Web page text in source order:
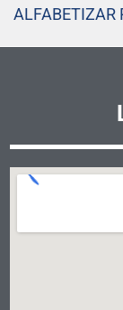
ALFABETIZAR